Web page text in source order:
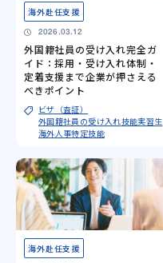
海外赴任支援
2026.03.12
外国籍社員の受け入れ完全ガ
イド：採用・受け入れ体制・
定着支援まで企業が押さえる
べきポイント
ビザ（査証）
外国籍社員の受け入れ技能実習生
海外人事特定技能
海外赴任支援